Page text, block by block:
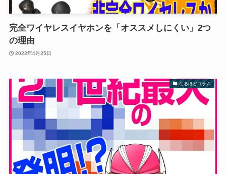
完全ワイヤレスイヤホンを「オススメしにくい」2つ
の理由
2022年4月25日
なるほどコラム